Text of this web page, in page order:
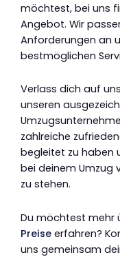
möchtest, bei uns
Angebot. Wir
Anforderungen an
bestmöglichen
Verlass dich auf
unseren
zahlreiche
begleitet zu haben
bei deinem Umzug
zu stehen.
Du möchtest mehr
Preise erfahren?
uns gemeinsam